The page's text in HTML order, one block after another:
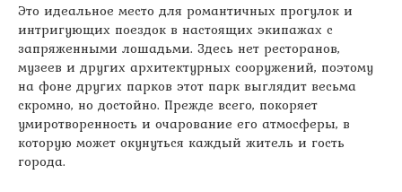
Это идеальное место для романтичных прогулок и
интригующих поездок в настоящих экипажах с
запряженными лошадьми. Здесь нет ресторанов,
музеев и других архитектурных сооружений, поэтому
на фоне других парков этот парк выглядит весьма
скромно, но достойно. Прежде всего, покоряет
умиротворенность и очарование его атмосферы, в
которую может окунуться каждый житель и гость
города.